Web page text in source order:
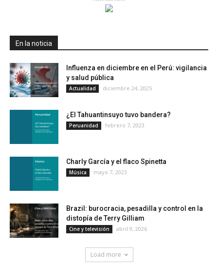
En la noticia
Influenza en diciembre en el Perú: vigilancia
y salud pública
Actualidad diciembre 24, 2025
¿El Tahuantinsuyo tuvo bandera?
Peruanidad febrero 7, 2023
Charly García y el flaco Spinetta
Música mayo 7, 2023
Brazil: burocracia, pesadilla y control en la
distopía de Terry Gilliam
Cine y televisión abril 9, 2026
Load more